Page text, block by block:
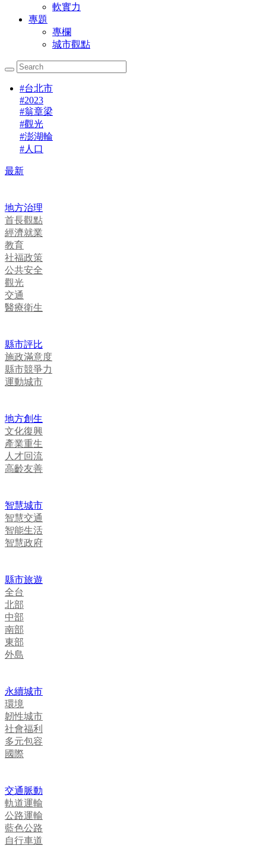
軟實力
專題
專欄
城市觀點
#台北市
#2023
#翁章梁
#觀光
#澎湖輪
#人口
最新
地方治理
首長觀點
經濟就業
教育
社福政策
公共安全
觀光
交通
醫療衛生
縣市評比
施政滿意度
縣市競爭力
運動城市
地方創生
文化復興
產業重生
人才回流
高齡友善
智慧城市
智慧交通
智能生活
智慧政府
縣市旅遊
全台
北部
中部
南部
東部
外島
永續城市
環境
韌性城市
社會福利
多元包容
國際
交通脈動
軌道運輸
公路運輸
藍色公路
自行車道